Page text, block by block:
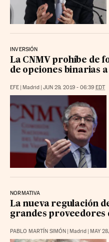
INVERSIÓN
La CNMV prohíbe de
de opciones binarias
EFE Madrid JUN 29, 2019 - 06:39 EDT
NORMATIVA
La nueva regulación
grandes proveedores
PABLO MARTÍN SIMÓN Madrid MAY